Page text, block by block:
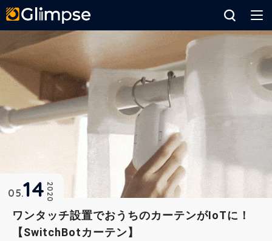
ワンタッチ設置でおうちのカーテンがIoTに！
【SwitchBotカーテン】
2020
05 14